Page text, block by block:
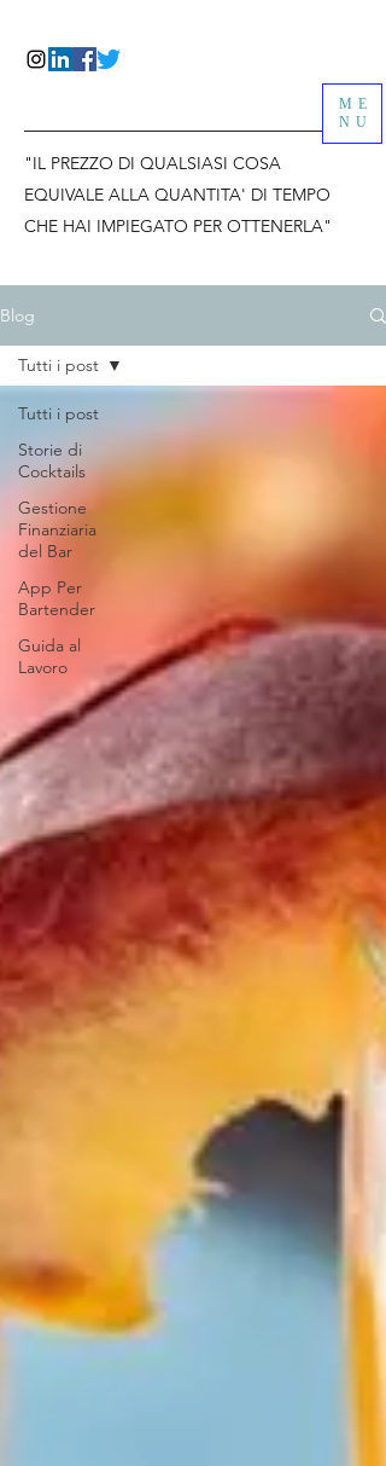
"IL PREZZO DI QUALSIASI COSA
EQUIVALE ALLA QUANTITA' DI TEMPO
CHE HAI IMPIEGATO PER OTTENERLA"
ME
NU
Blog
Tutti i post
Storie di
Cocktails
Gestione
Finanziaria
del Bar
App Per
Bartender
Guida al
Lavoro
Tutti i post